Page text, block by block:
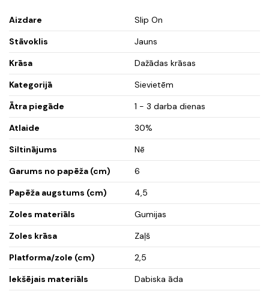
Aizdare
Slip On
Stāvoklis
Jauns
Krāsa
Dažādas krāsas
Kategorijā
Sievietēm
Ātra piegāde
1 - 3 darba dienas
Atlaide
30%
Siltinājums
Nē
Garums no papēža (cm)
6
Papēža augstums (cm)
4,5
Zoles materiāls
Gumijas
Zoles krāsa
Zaļš
Platforma/zole (cm)
2,5
Iekšējais materiāls
Dabiska āda